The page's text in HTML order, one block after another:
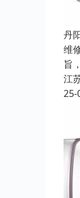
丹
维
旨
江
25-